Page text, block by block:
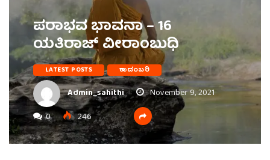
ಪರಾಭವ ಭಾವನಾ – 16
ಯತಿರಾಜ್ ವೀರಾಂಬುಧಿ
LATEST POSTS ಕಾದಂಬರಿ
Admin_sahithi
November 9, 2021
0
246